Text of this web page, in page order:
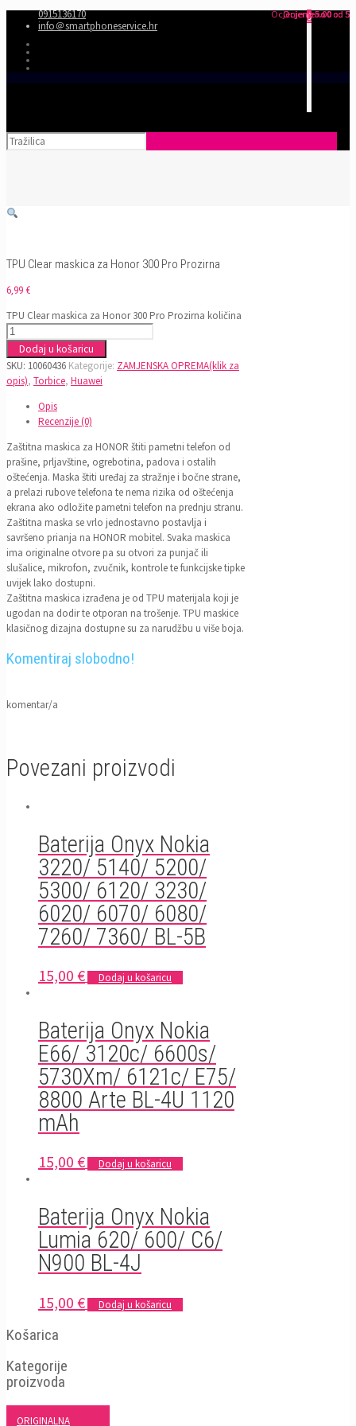
0915136170
info＠smartphoneservice.hr
0
TPU Clear maskica za Honor 300 Pro Prozirna
6,99 €
TPU Clear maskica za Honor 300 Pro Prozirna količina
Dodaj u košaricu
SKU: 10060436 Kategorije: ZAMJENSKA OPREMA(klik za
opis), Torbice, Huawei
Opis
Recenzije (0)
Zaštitna maskica za HONOR štiti pametni telefon od
prašine, prljavštine, ogrebotina, padova i ostalih
oštećenja. Maska štiti uređaj za stražnje i bočne strane,
a prelazi rubove telefona te nema rizika od oštećenja
ekrana ako odložite pametni telefon na prednju stranu.
Zaštitna maska se vrlo jednostavno postavlja i
savršeno prianja na HONOR mobitel. Svaka maskica
ima originalne otvore pa su otvori za punjač ili
slušalice, mikrofon, zvučnik, kontrole te funkcijske tipke
uvijek lako dostupni.
Zaštitna maskica izrađena je od TPU materijala koji je
ugodan na dodir te otporan na trošenje. TPU maskice
klasičnog dizajna dostupne su za narudžbu u više boja.
Komentiraj slobodno!
komentar/a
Povezani proizvodi
Baterija Onyx Nokia
3220/ 5140/ 5200/
5300/ 6120/ 3230/
6020/ 6070/ 6080/
7260/ 7360/ BL-5B
Ocjenjeno5.00od 5
15,00 € Dodaj u košaricu
Baterija Onyx Nokia
E66/ 3120c/ 6600s/
5730Xm/ 6121c/ E75/
8800 Arte BL-4U 1120
mAh
Ocjenjeno0od 5
15,00 € Dodaj u košaricu
Baterija Onyx Nokia
Lumia 620/ 600/ C6/
N900 BL-4J
Ocjenjeno0od 5
15,00 € Dodaj u košaricu
Košarica
Kategorije
proizvoda
ORIGINALNA